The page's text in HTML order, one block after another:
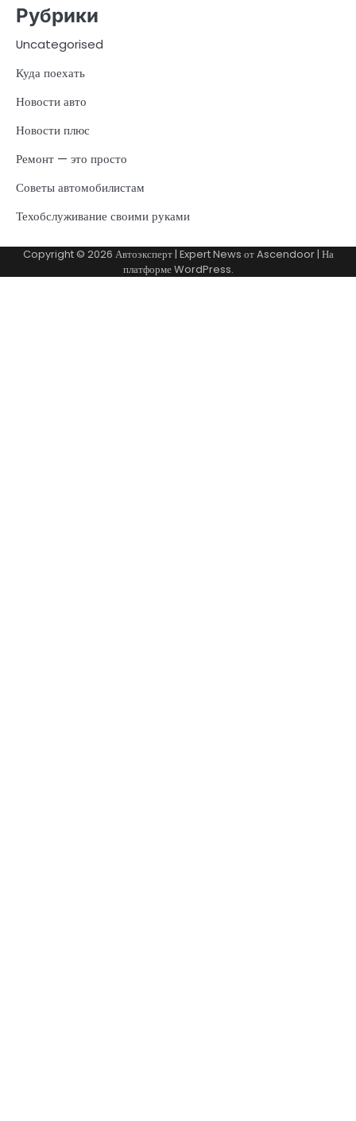
Рубрики
Uncategorised
Куда поехать
Новости авто
Новости плюс
Ремонт — это просто
Советы автомобилистам
Техобслуживание своими руками
Copyright © 2026 Автоэксперт| Expert News отAscendoor| На
платформеWordPress.